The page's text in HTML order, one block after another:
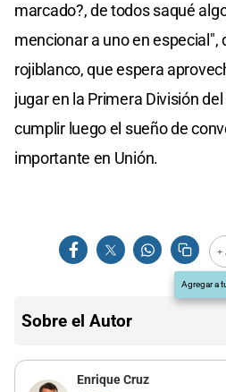
marcado?, de todos saqué
mencionar a uno en especial",
rojiblanco, que espera
jugar en la Primera División
cumplir luego el sueño de
importante en Unión.
+
Agregar a
Sobre el Autor
Enrique Cruz